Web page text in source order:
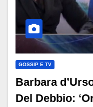
GOSSIP E TV
Barbara
Del Debbio: